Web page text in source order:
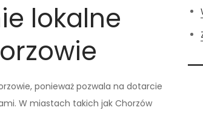
lokalne
ponieważ pozwala na dotarcie
W miastach takich jak Chorzów